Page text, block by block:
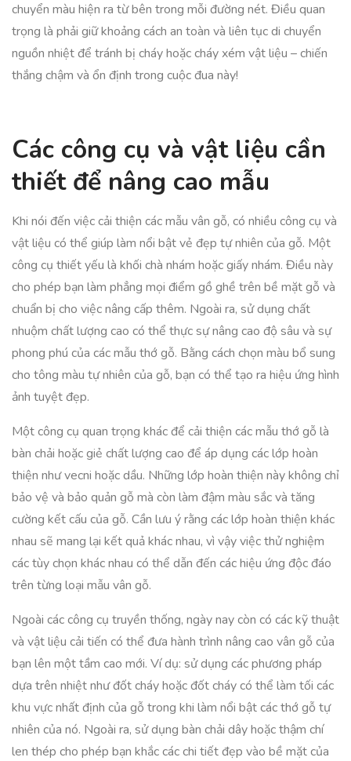
chuyển màu hiện ra từ bên trong mỗi đường nét. Điều quan
trọng là phải giữ khoảng cách an toàn và liên tục di chuyển
nguồn nhiệt để tránh bị cháy hoặc cháy xém vật liệu – chiến
thắng chậm và ổn định trong cuộc đua này!
Các công cụ và vật liệu cần
thiết để nâng cao mẫu
Khi nói đến việc cải thiện các mẫu vân gỗ, có nhiều công cụ và
vật liệu có thể giúp làm nổi bật vẻ đẹp tự nhiên của gỗ. Một
công cụ thiết yếu là khối chà nhám hoặc giấy nhám. Điều này
cho phép bạn làm phẳng mọi điểm gồ ghề trên bề mặt gỗ và
chuẩn bị cho việc nâng cấp thêm. Ngoài ra, sử dụng chất
nhuộm chất lượng cao có thể thực sự nâng cao độ sâu và sự
phong phú của các mẫu thớ gỗ. Bằng cách chọn màu bổ sung
cho tông màu tự nhiên của gỗ, bạn có thể tạo ra hiệu ứng hình
ảnh tuyệt đẹp.
Một công cụ quan trọng khác để cải thiện các mẫu thớ gỗ là
bàn chải hoặc giẻ chất lượng cao để áp dụng các lớp hoàn
thiện như vecni hoặc dầu. Những lớp hoàn thiện này không chỉ
bảo vệ và bảo quản gỗ mà còn làm đậm màu sắc và tăng
cường kết cấu của gỗ. Cần lưu ý rằng các lớp hoàn thiện khác
nhau sẽ mang lại kết quả khác nhau, vì vậy việc thử nghiệm
các tùy chọn khác nhau có thể dẫn đến các hiệu ứng độc đáo
trên từng loại mẫu vân gỗ.
Ngoài các công cụ truyền thống, ngày nay còn có các kỹ thuật
và vật liệu cải tiến có thể đưa hành trình nâng cao vân gỗ của
bạn lên một tầm cao mới. Ví dụ: sử dụng các phương pháp
dựa trên nhiệt như đốt cháy hoặc đốt cháy có thể làm tối các
khu vực nhất định của gỗ trong khi làm nổi bật các thớ gỗ tự
nhiên của nó. Ngoài ra, sử dụng bàn chải dây hoặc thậm chí
len thép cho phép bạn khắc các chi tiết đẹp vào bề mặt của